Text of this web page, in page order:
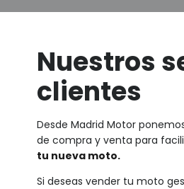
Nuestros
clientes
Desde Madrid Motor
de compra y venta para
tu nueva moto.
Si deseas vender tu moto